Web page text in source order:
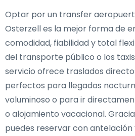
Optar por un transfer
Osterzell es la mejor forma de
comodidad, fiabilidad y total
del transporte público o los
servicio ofrece traslados
perfectos para llegadas
voluminoso o para ir
o alojamiento vacacional.
puedes reservar con antelación